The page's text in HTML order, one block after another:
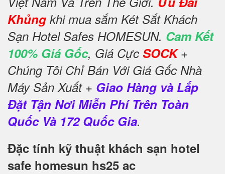
Khủng khi mua sắm Két Sắt Khách
Sạn Hotel Safes HOMESUN. Cam Kết
100% Giá Gốc, Giá Cực SOCK+
Chúng Tôi Chỉ Bán Với Giá Gốc Nhà
Máy Sản Xuất + Giao Hàng và Lắp
Đặt Tận Nơi Miễn Phí Trên Toàn
Quốc Và 172 Quốc Gia.
Đặc tính kỹ thuật khách sạn hotel
safe homesun hs25 ac